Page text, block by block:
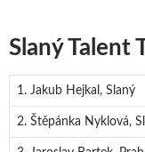
Slaný Talent
1. Jakub Hejkal, Slaný
2. Štěpánka Nyklová,